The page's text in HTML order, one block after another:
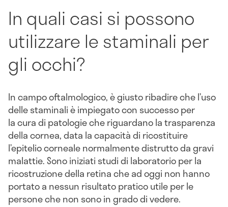
In quali casi si possono
utilizzare le staminali per
gli occhi?
In campo oftalmologico, è giusto ribadire che l’uso
delle staminali è impiegato con successo per
la cura di patologie che riguardano la trasparenza
della cornea, data la capacità di ricostituire
l’epitelio corneale normalmente distrutto da gravi
malattie. Sono iniziati studi di laboratorio per la
ricostruzione della retina che ad oggi non hanno
portato a nessun risultato pratico utile per le
persone che non sono in grado di vedere.